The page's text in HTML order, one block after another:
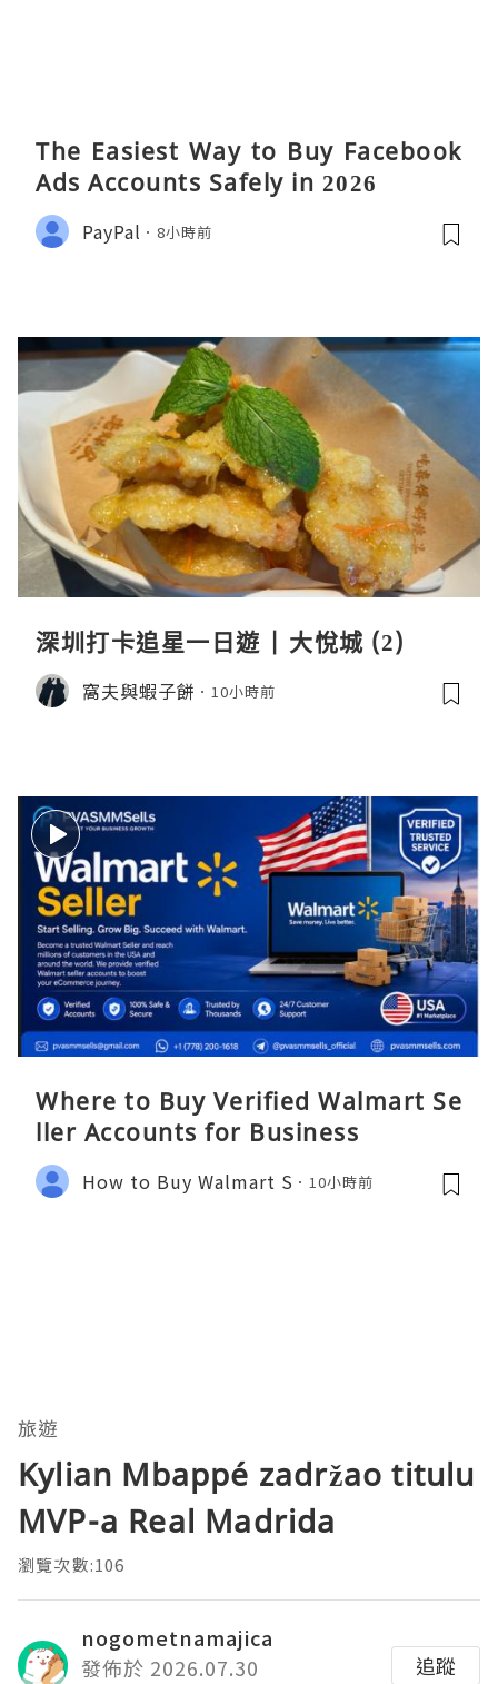
The Easiest Way to Buy Facebook
Ads Accounts Safely in 2026
PayPal 8小時前
深圳打卡追星一日遊 | 大悅城 (2)
窩夫與蝦子餅 10小時前
Where to Buy Verified Walmart Se
ller Accounts for Business
How to Buy Walmart S 10小時前
旅遊
Kylian Mbappé zadržao titulu
MVP-a Real Madrida
瀏覽次數:106
nogometnamajica
發佈於 2026.07.30
追蹤